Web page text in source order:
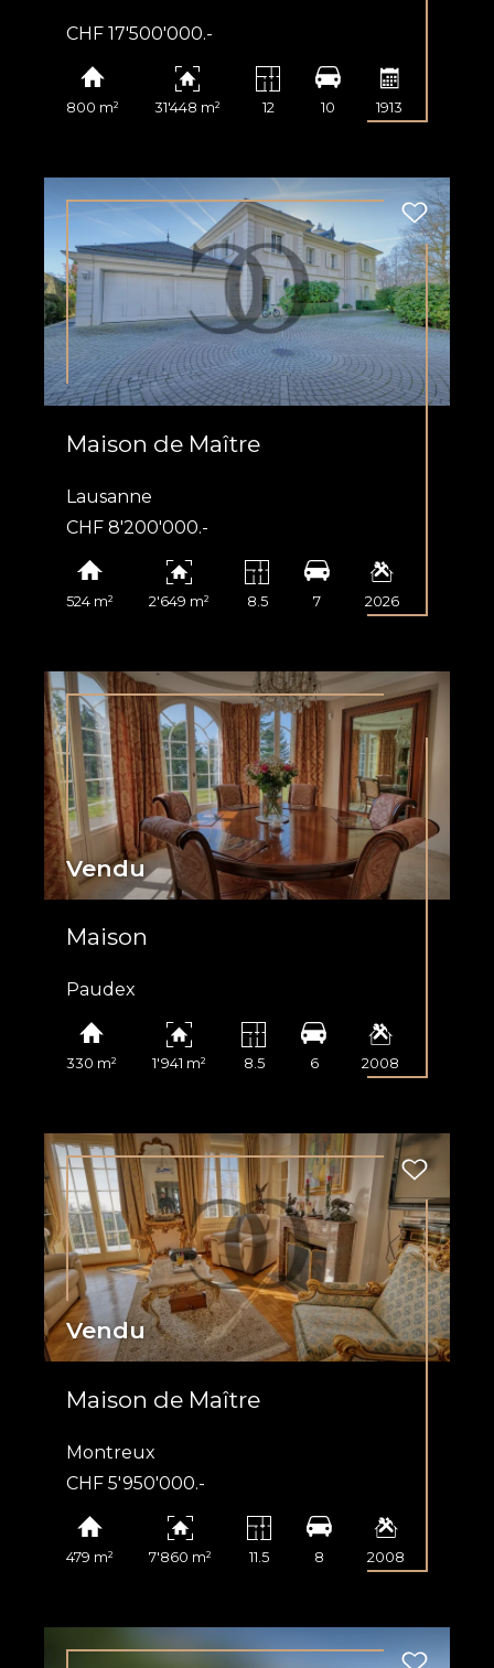
CHF 17'500'000.-
800 m² 31'448 m² 12 10 1913
Maison de Maître
Lausanne
CHF 8'200'000.-
524 m² 2'649 m² 8.5 7 2026
Vendu
Maison
Paudex
330 m² 1'941 m² 8.5 6 2008
Vendu
Maison de Maître
Montreux
CHF 5'950'000.-
479 m² 7'860 m² 11.5 8 2008